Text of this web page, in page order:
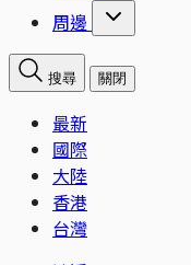
周邊
搜尋 關閉
最新
國際
大陸
香港
台灣